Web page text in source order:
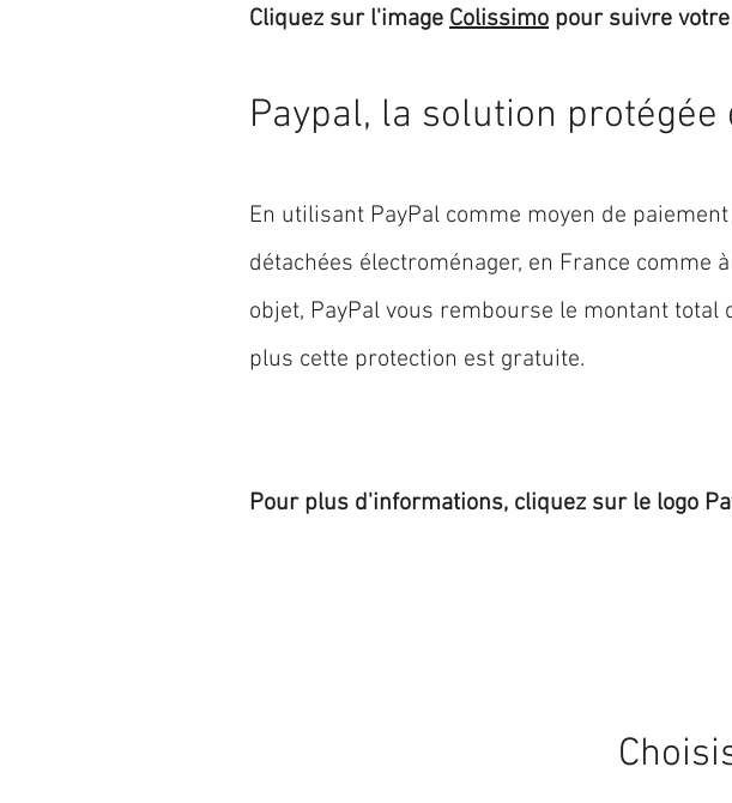
Cliquez sur l'image Colissimo pour suivre
Paypal, la solution protégée
En utilisant PayPal comme moyen de
détachées électroménager, en France comme
objet, PayPal vous rembourse le montant
plus cette protection est gratuite.
Pour plus d'informations, cliquez sur le logo